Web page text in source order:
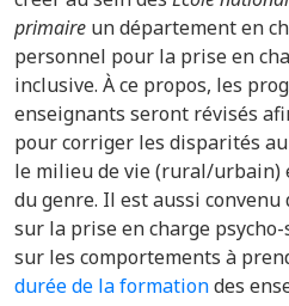
primaire un département en
personnel pour la prise en
inclusive. À ce propos, les
enseignants seront révisés
pourcorriger les disparités
le milieu de vie (rural/urbain)
du genre. Il est aussi
sur la prise en charge
sur les comportements à
durée de la formationdes